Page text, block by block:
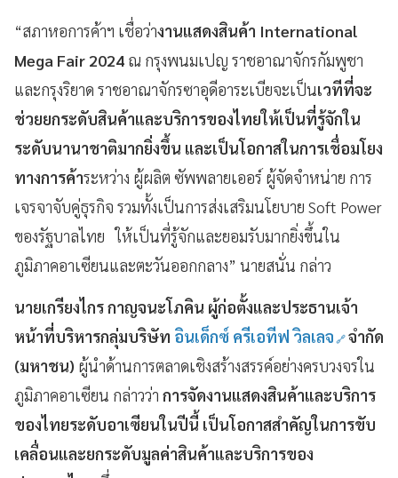
“สภาหอการค้าฯ เชื่อว่างานแสดงสินค้า International
Mega Fair 2024 ณ กรุงพนมเปญ ราชอาณาจักรกัมพูชา
และกรุงริยาด ราชอาณาจักรซาอุดีอาระเบียจะเป็นเวทีที่จะ
ช่วยยกระดับสินค้าและบริการของไทยให้เป็นที่รู้จักใน
ระดับนานาชาติมากยิ่งขึ้น และเป็นโอกาสในการเชื่อมโยง
ทางการค้าระหว่าง ผู้ผลิต ซัพพลายเออร์ ผู้จัดจำหน่าย การ
เจรจาจับคู่ธุรกิจ รวมทั้งเป็นการส่งเสริมนโยบาย Soft Power
ของรัฐบาลไทย ให้เป็นที่รู้จักและยอมรับมากยิ่งขึ้นใน
ภูมิภาคอาเซียนและตะวันออกกลาง” นายสนั่น กล่าว
นายเกรียงไกร กาญจนะโภคิน ผู้ก่อตั้งและประธานเจ้า
หน้าที่บริหารกลุ่มบริษัท อินเด็กซ์ ครีเอทีฟ วิลเลจ จำกัด
(มหาชน) ผู้นำด้านการตลาดเชิงสร้างสรรค์อย่างครบวงจรใน
ภูมิภาคอาเซียน กล่าวว่า การจัดงานแสดงสินค้าและบริการ
ของไทยระดับอาเซียนในปีนี้ เป็นโอกาสสำคัญในการขับ
เคลื่อนและยกระดับมูลค่าสินค้าและบริการของ